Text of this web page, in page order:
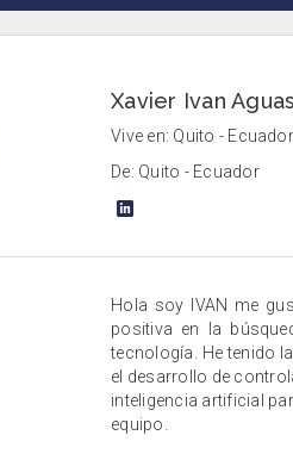
Xavier Ivan
Vive en: Quito - Ecuador
De: Quito - Ecuador
Hola soy IVAN me
positiva en la
tecnología. He tenido
el desarrollo de
inteligencia artificial
equipo.